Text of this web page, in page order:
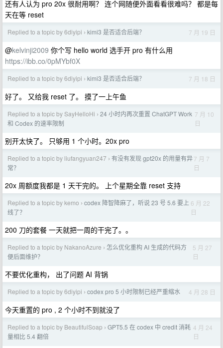
还有人认为 pro 20x 很耐用啊？ 连个网随便外面看看很难吗？ 都是每
天在等 reset
Replied to a topic by 6diyipi › kimi3 是否适合后端？ 7 月 19 日
@kelvinji2009 你个写 hello world 选手开 pro 有什么用
https://ibb.co/0pMYbf0X
Replied to a topic by 6diyipi › kimi3 是否适合后端？ 7 月 18 日
好了。 又给我 reset 了。 摸了一上午鱼
Replied to a topic by SayHelloHi › 24 小时内再次重置 ChatGPT Work
和 Codex 的速率限制
7 月 10
日
别开太快了。 只够用 1 个小时。20x pro
Replied to a topic by liufangyuan247 › 有没有发现 gpt20x 的用量有异
常？
7 月 7
日
20x 周额度我都是 1 天干完的。 上个星期全靠 reset 支持
Replied to a topic by kemo › codex 降智降麻了，听说 23 号 5.6 要上
线了？
6 月 22
日
200 刀的套餐 一天就把一周的干完了。。
Replied to a topic by NakanoAzure › 怎么优化重构 AI 生成的代码方
便后面维护？
5 月 27
日
不要优化重构， 出了问题 AI 背锅
Replied to a topic by 6diyipi › codex pro 5 小时限制已经严重缩水 4 月 28 日
今天重置的 pro , 2 个小时不到就没了
Replied to a topic by BeautifulSoap › GPT5.5 在 codex 中 credit 消耗
量相比 5.4 翻倍
4 月 24
日